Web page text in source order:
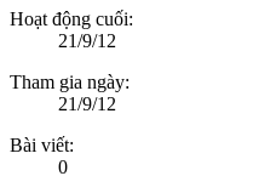
Hoạt động cuối:
21/9/12
Tham gia ngày:
21/9/12
Bài viết:
0